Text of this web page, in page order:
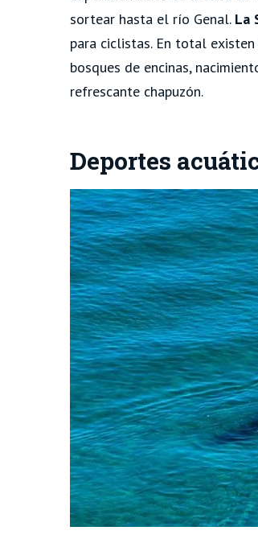
sortear hasta el río Genal. La
para ciclistas. En total
bosques de encinas,
refrescante chapuzón.
Deportes